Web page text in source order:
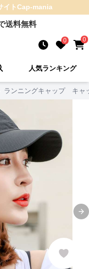
イトCap-mania
送料無料
0 0
人気ランキング
ランニングキャップ キャ